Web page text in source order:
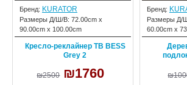
Бренд: KURATOR
Размеры Д/Ш/В: 72.00cm x
90.00cm x 100.00cm
Кресло-реклайнер ТВ BESS
Grey 2
₪2500 ₪1760
Бренд:
Размеры Д/
60.00cm x